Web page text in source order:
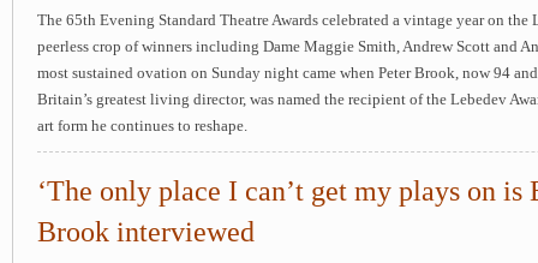
The 65th Evening Standard Theatre Awards celebrated a vintage year on the
peerless crop of winners including Dame Maggie Smith, Andrew Scott and
most sustained ovation on Sunday night came when Peter Brook, now 94
Britain’s greatest living director, was named the recipient of the Lebedev
art form he continues to reshape.
‘The only place I can’t get my plays on is
Brook interviewed